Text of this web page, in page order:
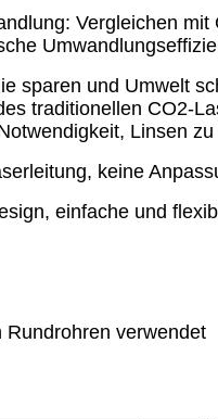
Vergleichen
sparen und Umwelt
traditionellen CO2-
Linsen
keine
einfache und
verwendet